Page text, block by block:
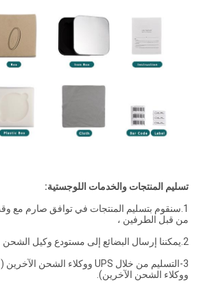
تسليم المنتجات والخدمات اللوجستية:
1.سنقوم بتسليم المنتجات في توافق صارم مع
من قبل الطرفين ،
2.يمكننا إرسال البضائع إلى مستودع وكيل الشحن المعين من قبل عملائنا ،
ووكلاء الشحن الآخرين).